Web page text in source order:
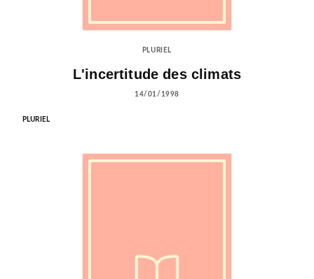
PLURIEL
L'incertitude des climats
14/01/1998
PLURIEL